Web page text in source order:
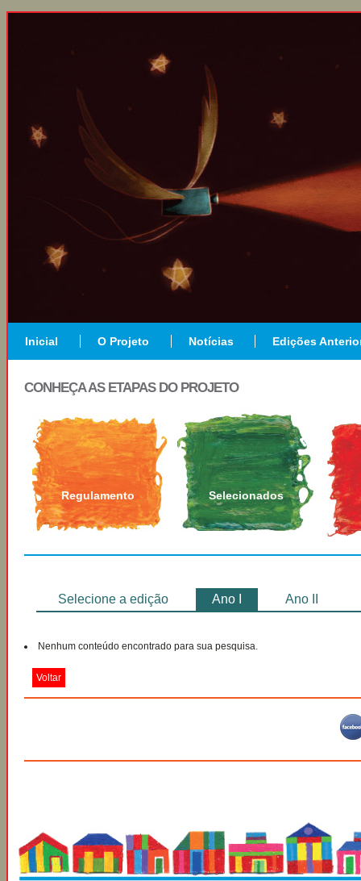
Inicial O Projeto Notícias Edições
CONHEÇA AS ETAPAS DO PROJETO
Regulamento Selecionados
Selecione a edição Ano I Ano II
Nenhum conteúdo encontrado para sua pesquisa.
Voltar